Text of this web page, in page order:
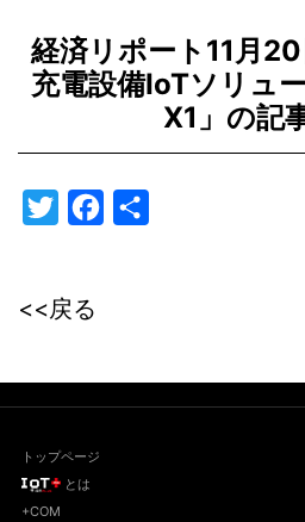
経済リポート11月
充電設備IoTソリュ
X1」の記
TwitterFacebook
<<戻る
トップページ
とは
+COM